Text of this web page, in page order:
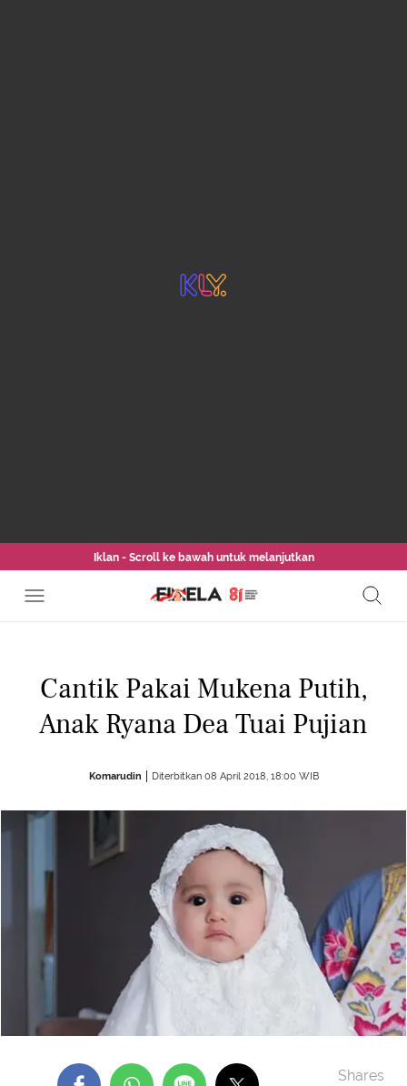
Iklan - Scroll ke bawah untuk melanjutkan
Cantik Pakai Mukena Putih,
Anak Ryana Dea Tuai Pujian
Komarudin Diterbitkan 08 April 2018, 18:00 WIB
Shares